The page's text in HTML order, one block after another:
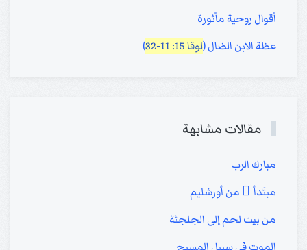
أقوال روحية مأثورة
عظة الابن الضال (لوقا 15: 11-32 )
مقالات مشابهة
مبارك الرب
مبتَدأ ً من أورشليم
من بيت لحم إلى الجلجثة
الموت في سبيل المسيح